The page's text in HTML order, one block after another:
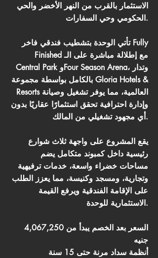
الاستثمار بالقرب من النهر الأخضر والحي
الحكومي وحي السفارات.
تأتي الوحدة بتشطيب فندقي فاخر Fully
Finished مع إطلالة مباشرة على الـ
Central Park وFour Season Arena، وتدار
بالكامل بواسطة مجموعة Gloria Hotels &
Resorts العالمية، مما يوفر تشغيل وصيانة
وإدارة احترافية تحقق استثمارًا عقاريًا بدون
أي مجهود تشغيلي من المالك.
يقع المشروع على واجهة ثلاث شوارع
رئيسية داخل كمبوند متكامل يضم
مساحات خضراء واسعة، خدمات ترفيهية
وتجارية، ومسجد وكنيسة، مما يعزز الطلب
على الإقامة الفندقية ويرفع القيمة
الاستثمارية للوحدة.
السعر بعد الخصم يبدأ من 4,067,250
جنيه
أنظمة سداد مرنة حتى 15 سنة